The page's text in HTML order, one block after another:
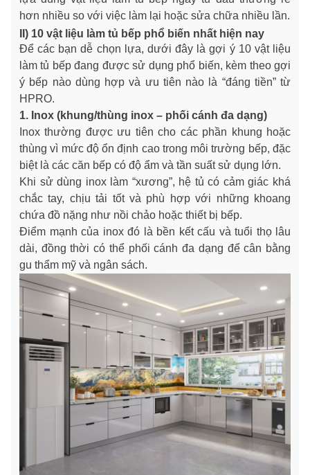
hơn nhiều so với việc làm lại hoặc sửa chữa nhiều lần.
II) 10 vật liệu làm tủ bếp phổ biến nhất hiện nay
Để các bạn dễ chọn lựa, dưới đây là gợi ý 10 vật liệu
làm tủ bếp đang được sử dụng phổ biến, kèm theo gợi
ý bếp nào dùng hợp và ưu tiên nào là “đáng tiền” từ
HPRO.
1. Inox (khung/thùng inox – phối cánh đa dạng)
Inox thường được ưu tiên cho các phần khung hoặc
thùng vì mức độ ổn định cao trong môi trường bếp, đặc
biệt là các căn bếp có độ ẩm và tần suất sử dụng lớn.
Khi sử dùng inox làm “xương”, hệ tủ có cảm giác khá
chắc tay, chịu tải tốt và phù hợp với những khoang
chứa đồ nặng như nồi chảo hoặc thiết bị bếp.
Điểm mạnh của inox đó là bền kết cấu và tuổi thọ lâu
dài, đồng thời có thể phối cánh đa dạng để cân bằng
gu thẩm mỹ và ngân sách.